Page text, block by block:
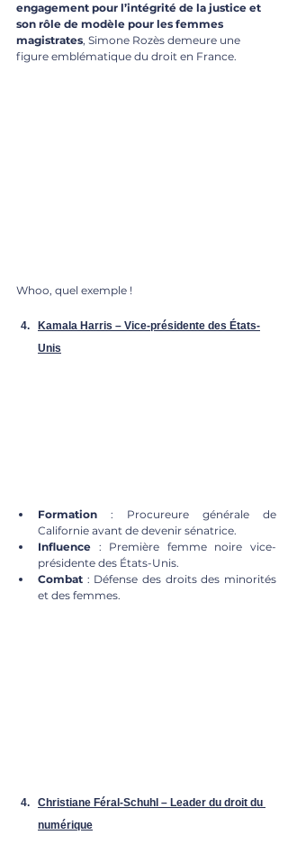
engagement pour l’intégrité de la justice et
son rôle de modèle pour les femmes
magistrates, Simone Rozès demeure une
figure emblématique du droit en France.
Whoo, quel exemple !
Kamala Harris – Vice-présidente des États-
Unis
Formation : Procureure générale de
Californie avant de devenir sénatrice.
Influence : Première femme noire vice-
présidente des États-Unis.
Combat : Défense des droits des minorités
et des femmes.
Christiane Féral-Schuhl – Leader du droit du
numérique